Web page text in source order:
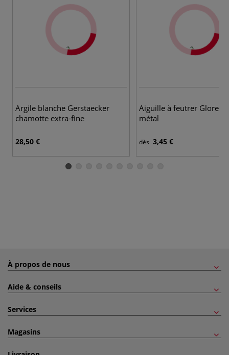
Argile blanche Gerstaecker
chamotte extra-fine
28,50 €
Aiguille à feutrer Glorex
métal
dès 3,45 €
À propos de nous
Aide & conseils
Services
Magasins